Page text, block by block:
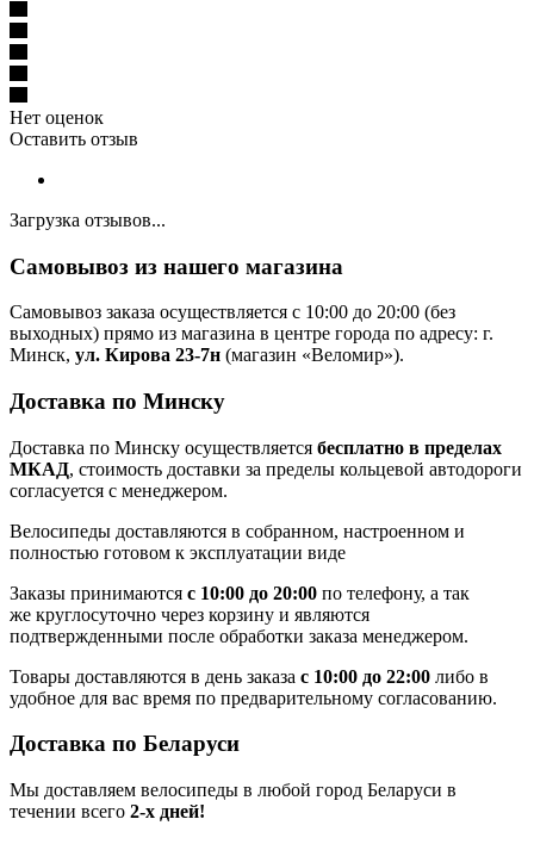
Нет оценок
Оставить отзыв
Загрузка отзывов...
Самовывоз из нашего магазина
Самовывоз заказа осуществляется с 10:00 до 20:00 (без
выходных) прямо из магазина в центре города по адресу: г.
Минск, ул. Кирова 23-7н (магазин «Веломир»).
Доставка по Минску
Доставка по Минску осуществляется бесплатно в пределах
МКАД, стоимость доставки за пределы кольцевой автодороги
согласуется с менеджером.
Велосипеды доставляются в собранном, настроенном и
полностью готовом к эксплуатации виде
Заказы принимаются с 10:00 до 20:00 по телефону, а так
же круглосуточно через корзину и являются
подтвержденными после обработки заказа менеджером.
Товары доставляются в день заказа с 10:00 до 22:00 либо в
удобное для вас время по предварительному согласованию.
Доставка по Беларуси
Мы доставляем велосипеды в любой город Беларуси в
течении всего 2-х дней!